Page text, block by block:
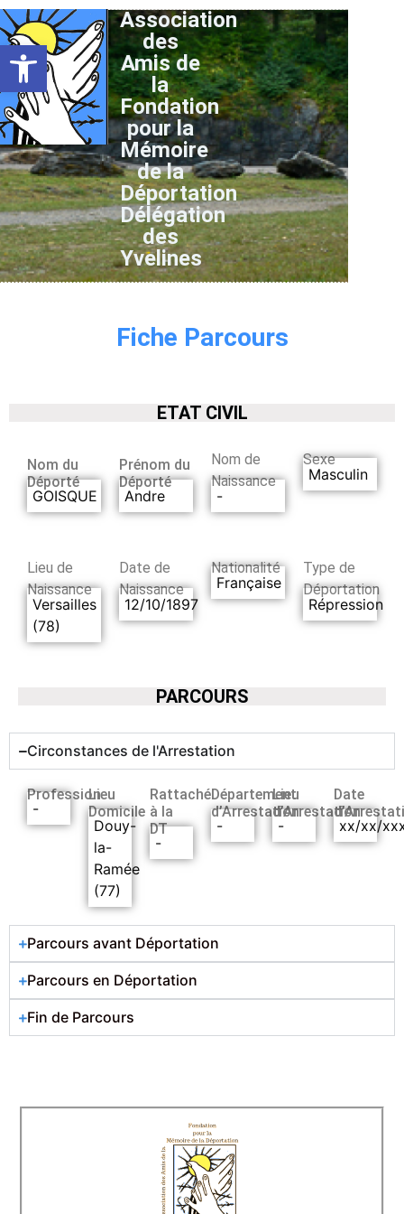
Ouvrir la barre d’outils
Association
des
Amis de
la
Fondation
pour la
Mémoire
de la
Déportation
Délégation
des
Yvelines
Fiche Parcours
ETAT CIVIL
Nom du
Déporté
GOISQUE
Prénom du
Déporté
Andre
Nom de
Naissance
-
Sexe
Masculin
Lieu de
Naissance
Versailles
(78)
Date de
Naissance
12/10/1897
Nationalité
Française
Type de
Déportation
Répression
PARCOURS
Circonstances de l'Arrestation
Profession
-
Lieu
Domicile
Douy-
la-
Ramée
(77)
Rattaché
à la
DT
-
Département
d’Arrestation
-
Lieu
d’Arrestation
-
Date
xx/xx/
Parcours avant Déportation
Parcours en Déportation
Fin de Parcours